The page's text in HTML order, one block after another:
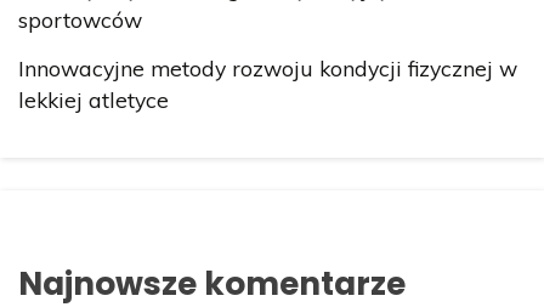
sportowców
Innowacyjne metody rozwoju kondycji fizycznej w
lekkiej atletyce
Najnowsze komentarze